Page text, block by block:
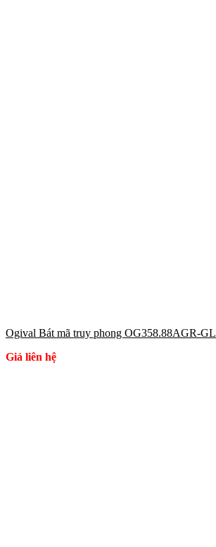
Ogival Bát mã truy phong OG358.88AGR-GL
Giá liên hệ